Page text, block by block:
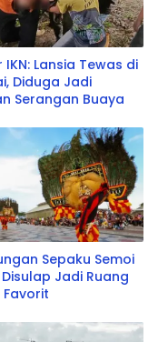
IKN: Lansia Tewas di
Diduga Jadi
Serangan Buaya
Sepaku Semoi
Disulap Jadi Ruang
Favorit